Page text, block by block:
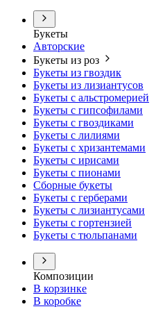
Букеты
Авторские
Букеты из роз
Букеты из гвоздик
Букеты из лизиантусов
Букеты с альстромерией
Букеты с гипсофилами
Букеты с гвоздиками
Букеты с лилиями
Букеты с хризантемами
Букеты с ирисами
Букеты с пионами
Сборные букеты
Букеты с герберами
Букеты с лизиантусами
Букеты с гортензией
Букеты с тюльпанами
Композиции
В корзинке
В коробке